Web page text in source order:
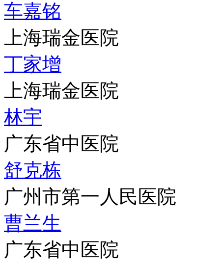
车嘉铭
上海瑞金医院
丁家增
上海瑞金医院
林宇
广东省中医院
舒克栋
广州市第一人民医院
曹兰生
广东省中医院